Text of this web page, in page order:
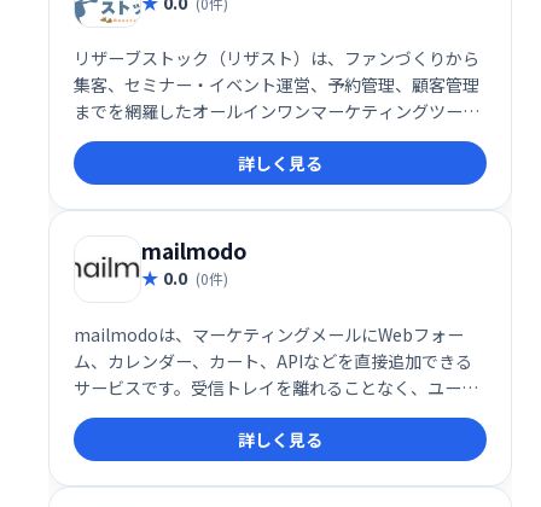
リザーブストック（リザスト）は、ファンづくりから
集客、セミナー・イベント運営、予約管理、顧客管理
までを網羅したオールインワンマーケティングツール
です。事務作業の効率化と顧客とのエンゲージメント
向上を実現し、ビジネス成長を強力にサポートしま
す。様々な機能を統合することで、業務負担を軽減
し、集客から顧客育成までを一元管理できます。
詳しく見る
mailmodo
0.0 (0件)
mailmodoは、マーケティングメールにWebフォー
ム、カレンダー、カート、APIなどを直接追加できる
サービスです。受信トレイを離れることなく、ユーザ
ーはメール内で必要なアクションを実行できます。こ
れにより、エンゲージメントの向上とコンバージョン
率の改善に貢献します。顧客体験をスムーズにし、効
率的なマーケティングを実現しましょう。
詳しく見る